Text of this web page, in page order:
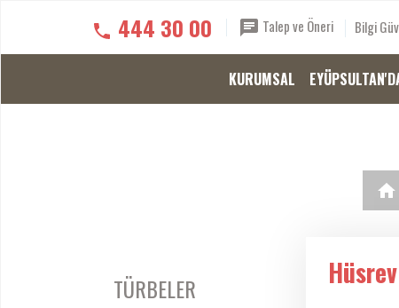
444 30 00 Talep ve Öneri Bilgi
KURUMSAL
TÜRBELER